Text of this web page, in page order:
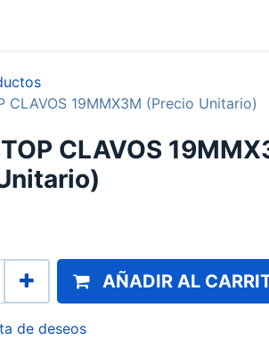
CLAVOS 19MMX3M (Precio Unitario)
CLAVOS
AÑADIR AL
de deseos